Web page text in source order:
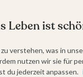
Leben ist
verstehen, was in
nutzen wir sie für
du jederzeit anpassen.